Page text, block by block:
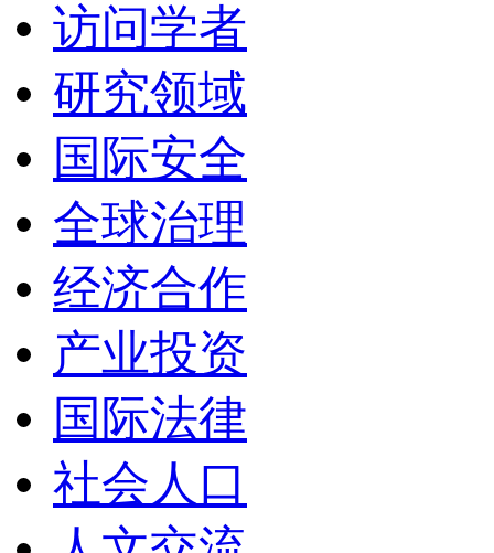
访问学者
研究领域
国际安全
全球治理
经济合作
产业投资
国际法律
社会人口